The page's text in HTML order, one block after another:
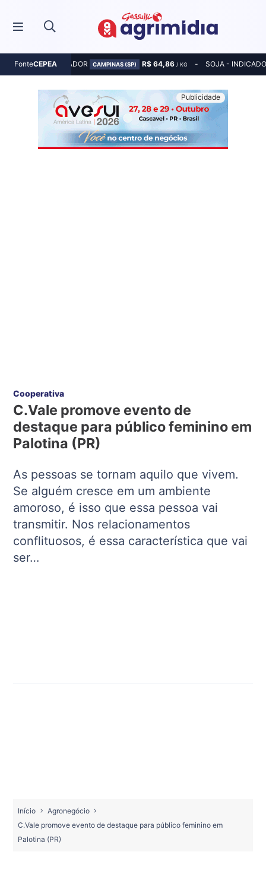
FonteCEPEA
MILHO - INDICADOR CAMPINAS (SP) R$ 64,86 / KG SOJA -
Cooperativa
C.Vale promove evento de
destaque para público feminino em
Palotina (PR)
As pessoas se tornam aquilo que vivem.
Se alguém cresce em um ambiente
amoroso, é isso que essa pessoa vai
transmitir. Nos relacionamentos
conflituosos, é essa característica que vai
ser…
Início
Agronegócio
C.Vale promove evento de destaque para público feminino em
Palotina (PR)